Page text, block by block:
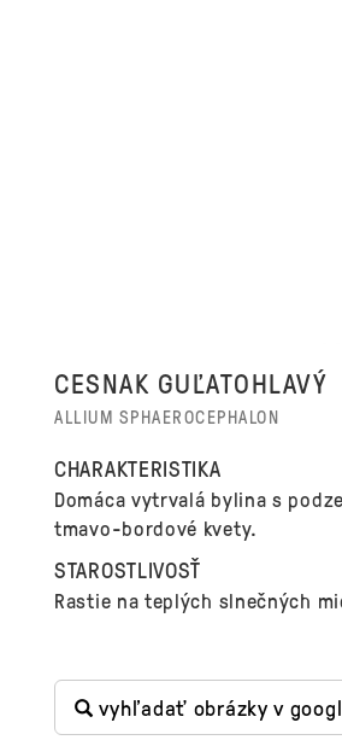
CESNAK GUĽATOHLAVÝ
ALLIUM SPHAEROCEPHALON
CHARAKTERISTIKA
Domáca vytrvalá bylina s
tmavo-bordové kvety.
STAROSTLIVOSŤ
Rastie na teplých slnečných
vyhľadať obrázky v